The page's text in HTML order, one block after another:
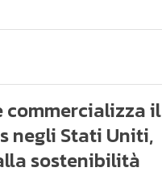
commercializza il
negli Stati Uniti,
sostenibilità